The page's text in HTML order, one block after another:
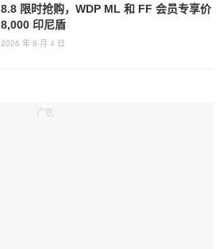
8.8 限时抢购，WDP ML 和 FF 会员专享价
8,000 印尼盾
2026 年 8 月 4 日
广告